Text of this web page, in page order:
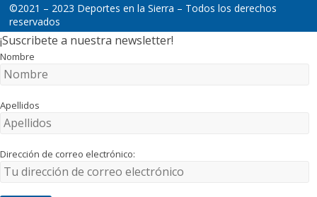
©2021 – 2023 Deportes en la Sierra – Todos los derechos
reservados
¡Suscribete a nuestra newsletter!
Nombre
Apellidos
Dirección de correo electrónico: